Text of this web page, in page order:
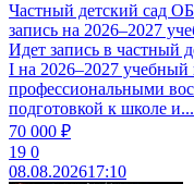
Частный детский
запись на 2026–2027
Идет запись в
I на 2026–2027 учебный
профессиональными
подготовкой к школе и...
70 000 ₽
19 0
08.08.202617:10